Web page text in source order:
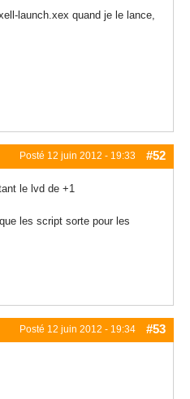
launch.xex quand je le lance,
Posté 12 juin 2012 - 19:33 #52
le lvd de +1
les script sorte pour les
Posté 12 juin 2012 - 19:34 #53